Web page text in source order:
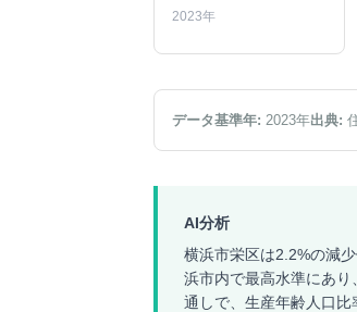
2023年
データ基準年: 2023年出典:
AI分析
横浜市栄区は2.2%の減
浜市内で最高水準にあ
通しで、生産年齢人口